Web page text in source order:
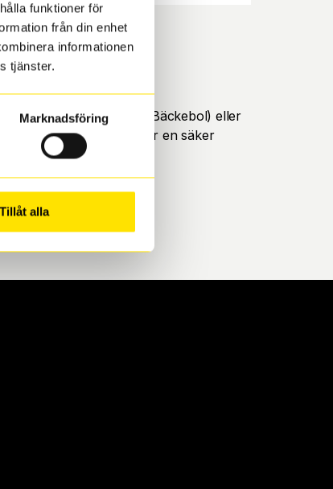
funktioner för
från din enhet
informationen
tjänster.
Marknadsföring
Tillåt alla
Välj mellan Hisingen (Bäckebol) eller
de uppfyller alla krav för en säker